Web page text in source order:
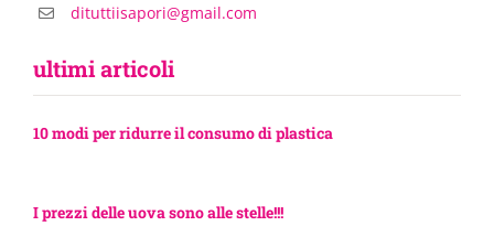
dituttiisapori@gmail.com
ultimi articoli
10 modi per ridurre il consumo di plastica
I prezzi delle uova sono alle stelle!!!